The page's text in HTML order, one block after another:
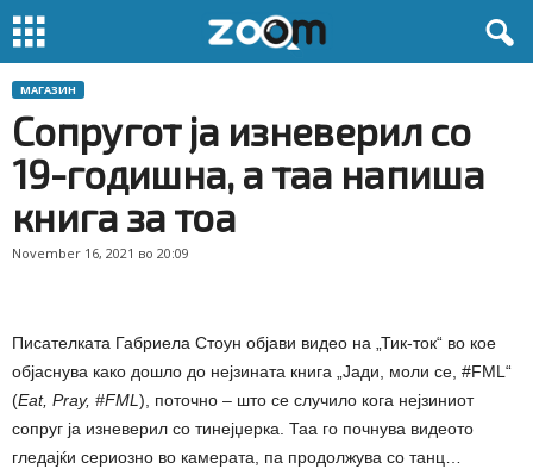
МАГАЗИН
Сопругот ја изневерил со
19-годишна, а таа напиша
книга за тоа
November 16, 2021 во 20:09
Писателката Габриела Стоун објави видео на „Тик-ток“ во кое
објаснува како дошло до нејзината книга „Јади, моли се, #FML“
(Eat, Pray, #FML ), поточно – што се случило кога нејзиниот
сопруг ја изневерил со тинејџерка. Таа го почнува видеото
гледајќи сериозно во камерата, па продолжува со танц…